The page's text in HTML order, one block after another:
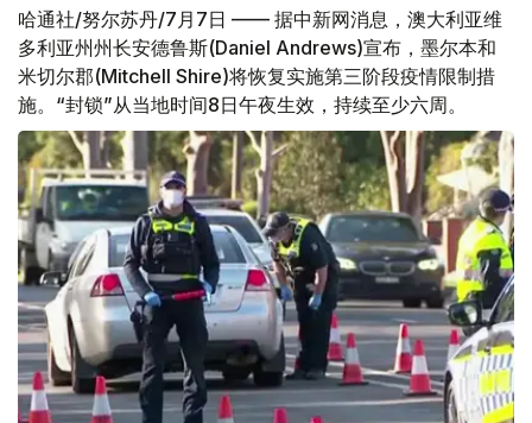
哈通社/努尔苏丹/7月7日 —— 据中新网消息，澳大利亚维
多利亚州州长安德鲁斯(Daniel Andrews)宣布，墨尔本和
米切尔郡(Mitchell Shire)将恢复实施第三阶段疫情限制措
施。“封锁”从当地时间8日午夜生效，持续至少六周。